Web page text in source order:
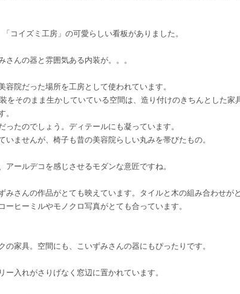
コイズミ工房」の可愛らしい看板がありました。
さんの器と雰囲気ある内装が。。。
容院だった場所を工房として使われています。
をそのまま生かしていている空間は、造り付けのきちんとした家
。
ったのでしょう。ディテールにも凝っています。
いませんが、椅子も昔の美容院らしい丸みを帯びたもの。
アールデコを感じさせるモダンな意匠ですね。
みさんの作品がとても映えています。タイルと木の組み合わせがと
ーヒーミルやモノクロ写真がとても合っています。
の家具。空間にも、こいずみさんの器にもぴったりです。
ー入れがさりげなく窓辺に置かれています。